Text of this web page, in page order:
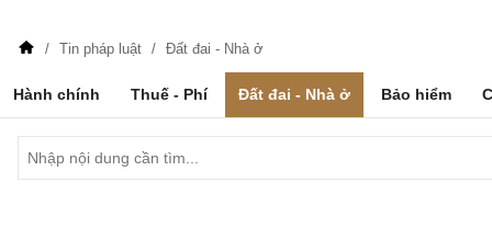
Tin pháp luật Đất đai - Nhà ở
Hành chính Thuế - Phí Đất đai - Nhà ở Bảo hiểm